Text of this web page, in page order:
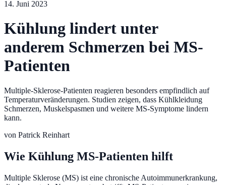
14. Juni 2023
Kühlung lindert unter
anderem Schmerzen bei MS-
Patienten
Multiple-Sklerose-Patienten reagieren besonders empfindlich auf
Temperaturveränderungen. Studien zeigen, dass Kühlkleidung
Schmerzen, Muskelspasmen und weitere MS-Symptome lindern
kann.
von Patrick Reinhart
Wie Kühlung MS-Patienten hilft
Multiple Sklerose (MS) ist eine chronische Autoimmunerkrankung,